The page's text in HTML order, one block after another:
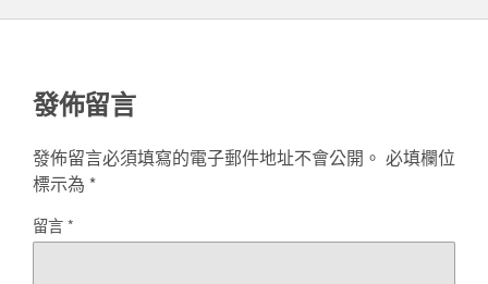
發佈留言
發佈留言必須填寫的電子郵件地址不會公開。 必填欄位
標示為 *
留言*